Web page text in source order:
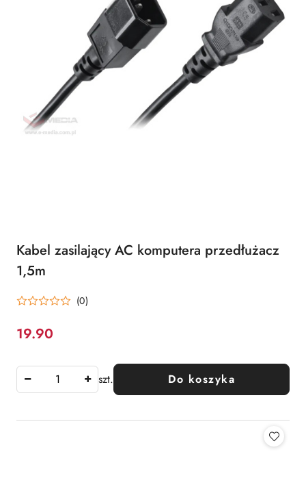
Kabel zasilający AC komputera przedłużacz
1,5m
(0)
Cena:
19.90
szt. Do koszyka